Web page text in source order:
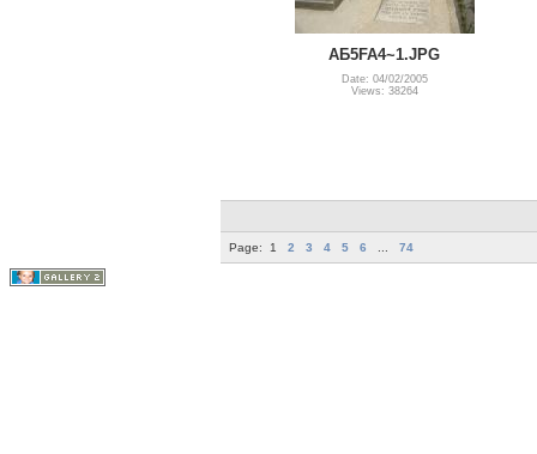
АБ5FA4~1.JPG
Date: 04/02/2005
Views: 38264
Page: 1 2 3 4 5 6 74